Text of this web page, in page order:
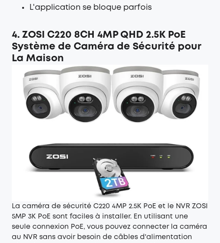
L'application se bloque parfois
4. ZOSI C220 8CH 4MP QHD 2.5K PoE
Système de Caméra de Sécurité pour
La Maison
La caméra de sécurité C220 4MP 2.5K PoE et le NVR ZOSI
5MP 3K PoE sont faciles à installer. En utilisant une
seule connexion PoE, vous pouvez connecter la caméra
au NVR sans avoir besoin de câbles d'alimentation